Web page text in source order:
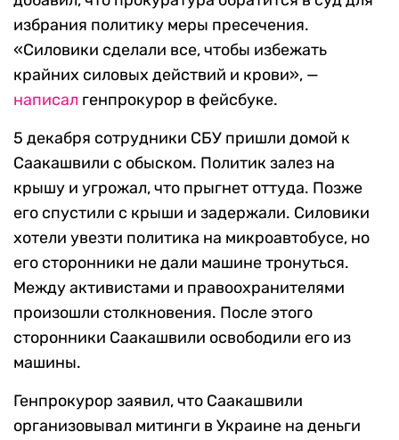
избрания политику меры пресечения.
«Силовики сделали все, чтобы избежать
крайних силовых действий и крови», —
написал генпрокурор в фейсбуке.
5 декабря сотрудники СБУ пришли домой к
Саакашвили с обыском. Политик залез на
крышу и угрожал, что прыгнет оттуда. Позже
его спустили с крыши и задержали. Силовики
хотели увезти политика на микроавтобусе, но
его сторонники не дали машине тронуться.
Между активистами и правоохранителями
произошли столкновения. После этого
сторонники Саакашвили освободили его из
машины.
Генпрокурор заявил, что Саакашвили
организовывал митинги в Украине на деньги